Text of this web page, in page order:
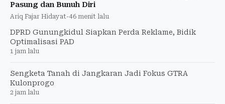
Pasung dan Bunuh Diri
Ariq Fajar Hidayat-46 menit lalu
DPRD Gunungkidul Siapkan Perda Reklame, Bidik
Optimalisasi PAD
1 jam lalu
Sengketa Tanah di Jangkaran Jadi Fokus GTRA
Kulonprogo
2 jam lalu